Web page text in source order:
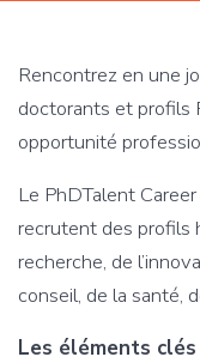
Rencontrez en une
doctorants et profils
opportunité
Le PhDTalent
recrutent des profils
recherche, de
conseil, de la santé,
Les éléments clés